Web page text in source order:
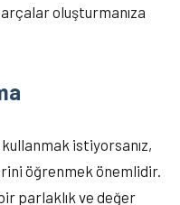
oluşturmanıza
istiyorsanız,
öğrenmek önemlidir.
parlaklık ve değer